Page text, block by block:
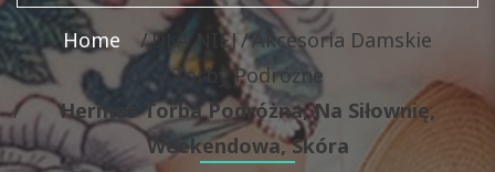
Home DLA NIEJ Akcesoria Damskie
Torby Podróżne
Hermes Torba Podróżna, Na Siłownię,
Weekendowa, Skóra